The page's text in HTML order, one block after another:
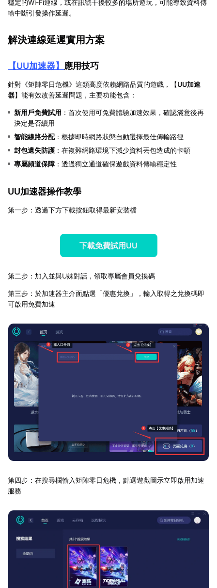
穩定的Wi-Fi連線，或在訊號干擾較多的場所遊玩，可能導致資料傳
輸中斷引發操作延遲。
解決連線延遲實用方案
【UU加速器】 應用技巧
針對《矩陣零日危機》這類高度依賴網路品質的遊戲，【UU加速
器】能有效改善延遲問題，主要功能包含：
新用戶免費試用 ：首次使用可免費體驗加速效果，確認滿意後再
決定是否續用
智能線路分配：根據即時網路狀態自動選擇最佳傳輸路徑
封包遺失防護 ：在複雜網路環境下減少資料丟包造成的卡頓
專屬頻道保障 ：透過獨立通道確保遊戲資料傳輸穩定性
UU加速器操作教學
第一步：透過下方下載按鈕取得最新安裝檔
下載免費試用UU
第二步：加入並與U妹對話，領取專屬會員兌換碼
第三步：於加速器主介面點選「優惠兌換」，輸入取得之兌換碼即
可啟用免費加速
第四步：在搜尋欄輸入矩陣零日危機，點選遊戲圖示立即啟用加速
服務